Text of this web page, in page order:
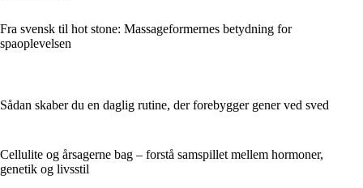
Fra svensk til hot stone: Massageformernes betydning for
spaoplevelsen
Sådan skaber du en daglig rutine, der forebygger gener ved sved
Cellulite og årsagerne bag – forstå samspillet mellem hormoner,
genetik og livsstil